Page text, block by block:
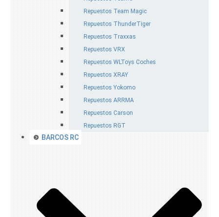
Repuestos Team Magic
Repuestos ThunderTiger
Repuestos Traxxas
Repuestos VRX
Repuestos WLToys Coches
Repuestos XRAY
Repuestos Yokomo
Repuestos ARRMA
Repuestos Carson
Repuestos RGT
BARCOS RC